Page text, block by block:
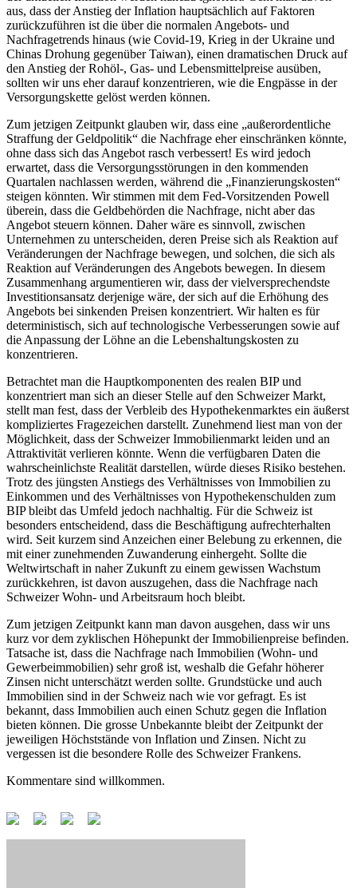
aus, dass der Anstieg der Inflation hauptsächlich auf Faktoren
zurückzuführen ist die über die normalen Angebots- und
Nachfragetrends hinaus (wie Covid-19, Krieg in der Ukraine und
Chinas Drohung gegenüber Taiwan), einen dramatischen Druck auf
den Anstieg der Rohöl-, Gas- und Lebensmittelpreise ausüben,
sollten wir uns eher darauf konzentrieren, wie die Engpässe in der
Versorgungskette gelöst werden können.
Zum jetzigen Zeitpunkt glauben wir, dass eine „außerordentliche
Straffung der Geldpolitik“ die Nachfrage eher einschränken könnte,
ohne dass sich das Angebot rasch verbessert! Es wird jedoch
erwartet, dass die Versorgungsstörungen in den kommenden
Quartalen nachlassen werden, während die „Finanzierungskosten“
steigen könnten. Wir stimmen mit dem Fed-Vorsitzenden Powell
überein, dass die Geldbehörden die Nachfrage, nicht aber das
Angebot steuern können. Daher wäre es sinnvoll, zwischen
Unternehmen zu unterscheiden, deren Preise sich als Reaktion auf
Veränderungen der Nachfrage bewegen, und solchen, die sich als
Reaktion auf Veränderungen des Angebots bewegen. In diesem
Zusammenhang argumentieren wir, dass der vielversprechendste
Investitionsansatz derjenige wäre, der sich auf die Erhöhung des
Angebots bei sinkenden Preisen konzentriert. Wir halten es für
deterministisch, sich auf technologische Verbesserungen sowie auf
die Anpassung der Löhne an die Lebenshaltungskosten zu
konzentrieren.
Betrachtet man die Hauptkomponenten des realen BIP und
konzentriert man sich an dieser Stelle auf den Schweizer Markt,
stellt man fest, dass der Verbleib des Hypothekenmarktes ein äußerst
kompliziertes Fragezeichen darstellt. Zunehmend liest man von der
Möglichkeit, dass der Schweizer Immobilienmarkt leiden und an
Attraktivität verlieren könnte. Wenn die verfügbaren Daten die
wahrscheinlichste Realität darstellen, würde dieses Risiko bestehen.
Trotz des jüngsten Anstiegs des Verhältnisses von Immobilien zu
Einkommen und des Verhältnisses von Hypothekenschulden zum
BIP bleibt das Umfeld jedoch nachhaltig. Für die Schweiz ist
besonders entscheidend, dass die Beschäftigung aufrechterhalten
wird. Seit kurzem sind Anzeichen einer Belebung zu erkennen, die
mit einer zunehmenden Zuwanderung einhergeht. Sollte die
Weltwirtschaft in naher Zukunft zu einem gewissen Wachstum
zurückkehren, ist davon auszugehen, dass die Nachfrage nach
Schweizer Wohn- und Arbeitsraum hoch bleibt.
Zum jetzigen Zeitpunkt kann man davon ausgehen, dass wir uns
kurz vor dem zyklischen Höhepunkt der Immobilienpreise befinden.
Tatsache ist, dass die Nachfrage nach Immobilien (Wohn- und
Gewerbeimmobilien) sehr groß ist, weshalb die Gefahr höherer
Zinsen nicht unterschätzt werden sollte. Grundstücke und auch
Immobilien sind in der Schweiz nach wie vor gefragt. Es ist
bekannt, dass Immobilien auch einen Schutz gegen die Inflation
bieten können. Die grosse Unbekannte bleibt der Zeitpunkt der
jeweiligen Höchststände von Inflation und Zinsen. Nicht zu
vergessen ist die besondere Rolle des Schweizer Frankens.
Kommentare sind willkommen.